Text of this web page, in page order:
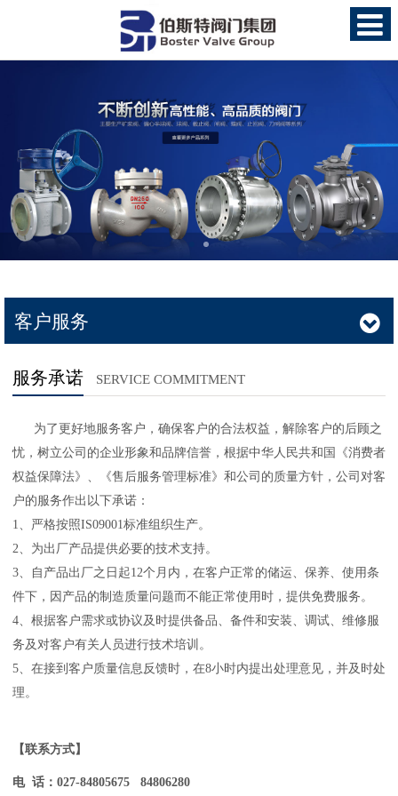
客户服务
服务承诺 SERVICE COMMITMENT
为了更好地服务客户，确保客户的合法权益，解除客户的后顾之
忧，树立公司的企业形象和品牌信誉，根据中华人民共和国《消费者
权益保障法》、《售后服务管理标准》和公司的质量方针，公司对客
户的服务作出以下承诺：
1、 严格按照IS09001 标准组织生产。
2、 为出厂产品提供必要的技术支持。
3、
自产品出厂之日起12个月内，在客户正常的储运、保养、使用条
件下，因产品的制造质量问题而不能正常使用时，提供免费服务。
4、 根据客户需求或协议及时提供备品、备件和安装、调试、维修服
务及对客户有关人员进行技术培训。
5、 在接到客户质量信息反馈时，在8小时内提出处理意见，并及时处
理。
【联系方式】
电 话： 027-84805675 84806280